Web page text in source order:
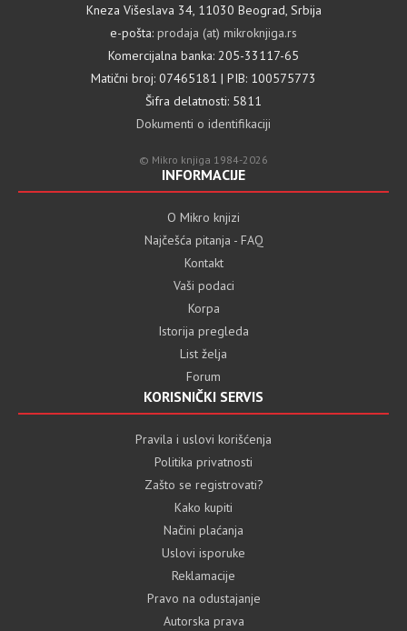
Kneza Višeslava 34, 11030 Beograd, Srbija
e-pošta: prodaja (at) mikroknjiga.rs
Komercijalna banka: 205-33117-65
Matični broj: 07465181 | PIB: 100575773
Šifra delatnosti: 5811
Dokumenti o identifikaciji
© Mikro knjiga 1984-2026
INFORMACIJE
O Mikro knjizi
Najčešća pitanja - FAQ
Kontakt
Vaši podaci
Korpa
Istorija pregleda
List želja
Forum
KORISNIČKI SERVIS
Pravila i uslovi korišćenja
Politika privatnosti
Zašto se registrovati?
Kako kupiti
Načini plaćanja
Uslovi isporuke
Reklamacije
Pravo na odustajanje
Autorska prava